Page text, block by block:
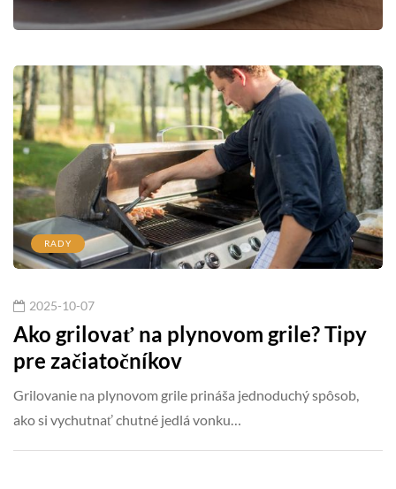
RADY
2025-10-07
Ako grilovať na plynovom grile? Tipy
pre začiatočníkov
Grilovanie na plynovom grile prináša jednoduchý spôsob,
ako si vychutnať chutné jedlá vonku…